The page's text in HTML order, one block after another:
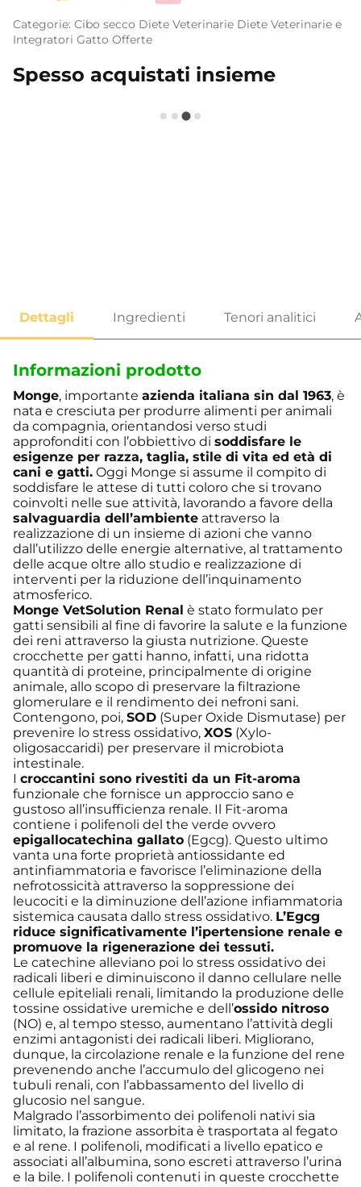
Categorie: Cibo secco Diete Veterinarie Diete Veterinarie e
Integratori Gatto Offerte
Spesso acquistati insieme
Informazioni prodotto
Monge, importante azienda italiana sin dal 1963, è
nata e cresciuta per produrre alimenti per animali
da compagnia, orientandosi verso studi
approfonditi con l’obbiettivo di soddisfare le
esigenze per razza, taglia, stile di vita ed età di
cani e gatti. Oggi Monge si assume il compito di
soddisfare le attese di tutti coloro che si trovano
coinvolti nelle sue attività, lavorando a favore della
salvaguardia dell’ambiente attraverso la
realizzazione di un insieme di azioni che vanno
dall’utilizzo delle energie alternative, al trattamento
delle acque oltre allo studio e realizzazione di
interventi per la riduzione dell’inquinamento
atmosferico.
Monge VetSolution Renal è stato formulato per
gatti sensibili al fine di favorire la salute e la funzione
dei reni attraverso la giusta nutrizione. Queste
crocchette per gatti hanno, infatti, una ridotta
quantità di proteine, principalmente di origine
animale, allo scopo di preservare la filtrazione
glomerulare e il rendimento dei nefroni sani.
Contengono, poi, SOD (Super Oxide Dismutase) per
prevenire lo stress ossidativo, XOS (Xylo-
oligosaccaridi) per preservare il microbiota
intestinale.
I croccantini sono rivestiti da un Fit-aroma
funzionale che fornisce un approccio sano e
gustoso all’insufficienza renale. Il Fit-aroma
contiene i polifenoli del the verde ovvero
epigallocatechina gallato (Egcg). Questo ultimo
vanta una forte proprietà antiossidante ed
antinfiammatoria e favorisce l’eliminazione della
nefrotossicità attraverso la soppressione dei
leucociti e la diminuzione dell’azione infiammatoria
sistemica causata dallo stress ossidativo. L’Egcg
riduce significativamente l’ipertensione renale e
promuove la rigenerazione dei tessuti.
Le catechine alleviano poi lo stress ossidativo dei
radicali liberi e diminuiscono il danno cellulare nelle
cellule epiteliali renali, limitando la produzione delle
tossine ossidative uremiche e dell’ossido nitroso
(NO) e, al tempo stesso, aumentano l’attività degli
enzimi antagonisti dei radicali liberi. Migliorano,
dunque, la circolazione renale e la funzione del rene
prevenendo anche l’accumulo del glicogeno nei
tubuli renali, con l’abbassamento del livello di
glucosio nel sangue.
Malgrado l’assorbimento dei polifenoli nativi sia
limitato, la frazione assorbita è trasportata al fegato
e al rene. I polifenoli, modificati a livello epatico e
associati all’albumina, sono escreti attraverso l’urina
e la bile. I polifenoli contenuti in queste crocchette